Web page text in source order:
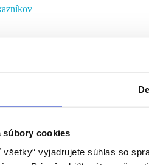
súbory cookies
vyjadrujete súhlas so